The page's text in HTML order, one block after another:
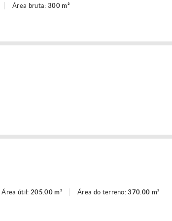
Área bruta: 300 m²
Área útil: 205.00 m² Área do terreno:370.00 m²